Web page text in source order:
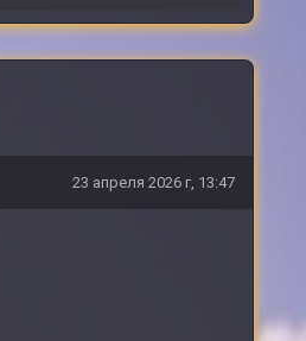
23 апреля 2026 г, 13:47